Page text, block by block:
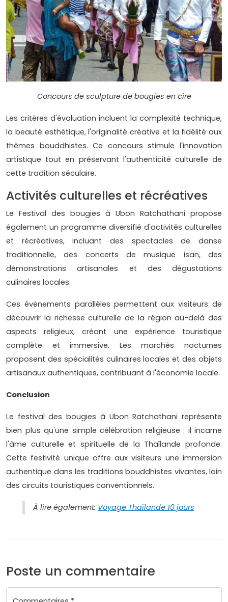
Concours de sculpture de bougies en cire
Les critères d'évaluation incluent la complexité technique,
la beauté esthétique, l'originalité créative et la fidélité aux
thèmes bouddhistes. Ce concours stimule l'innovation
artistique tout en préservant l'authenticité culturelle de
cette tradition séculaire.
Activités culturelles et récréatives
Le Festival des bougies à Ubon Ratchathani propose
également un programme diversifié d'activités culturelles
et récréatives, incluant des spectacles de danse
traditionnelle, des concerts de musique isan, des
démonstrations artisanales et des dégustations
culinaires locales.
Ces événements parallèles permettent aux visiteurs de
découvrir la richesse culturelle de la région au-delà des
aspects religieux, créant une expérience touristique
complète et immersive. Les marchés nocturnes
proposent des spécialités culinaires locales et des objets
artisanaux authentiques, contribuant à l'économie locale.
Conclusion
Le festival des bougies à Ubon Ratchathani représente
bien plus qu'une simple célébration religieuse : il incarne
l'âme culturelle et spirituelle de la Thaïlande profonde.
Cette festivité unique offre aux visiteurs une immersion
authentique dans les traditions bouddhistes vivantes, loin
des circuits touristiques conventionnels.
À lire également: Voyage Thaïlande 10 jours
Poste un commentaire